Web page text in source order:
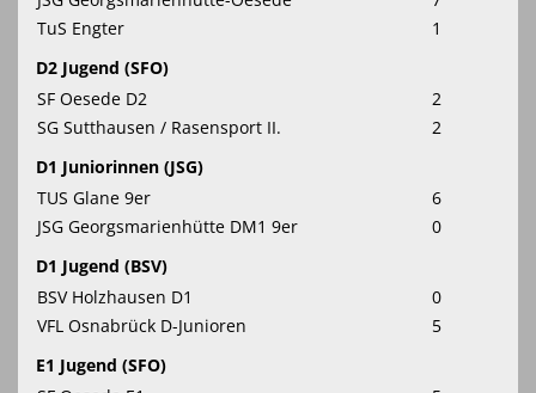
TuS Engter
1
D2 Jugend (SFO)
SF Oesede D2
2
SG Sutthausen / Rasensport II.
2
D1 Juniorinnen (JSG)
TUS Glane 9er
6
JSG Georgsmarienhütte DM1 9er
0
D1 Jugend (BSV)
BSV Holzhausen D1
0
VFL Osnabrück D-Junioren
5
E1 Jugend (SFO)